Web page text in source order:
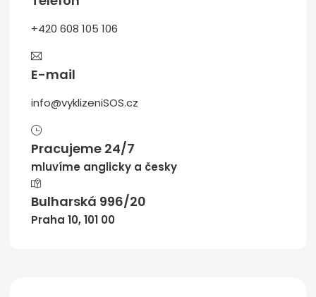
+420 608 105 106
E-mail
info@vyklizeniSOS.cz
Pracujeme 24/7
mluvíme anglicky a česky
Bulharská 996/20
Praha 10, 101 00